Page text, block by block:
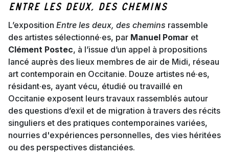
Entre les deux, des chemins
L’exposition Entre les deux, des chemins rassemble
des artistes sélectionné·es, par Manuel Pomar et
Clément Postec, à l’issue d’un appel à propositions
lancé auprès des lieux membres de air de Midi, réseau
art contemporain en Occitanie. Douze artistes né·es,
résidant·es, ayant vécu, étudié ou travaillé en
Occitanie exposent leurs travaux rassemblés autour
des questions d’exil et de migration à travers des récits
singuliers et des pratiques contemporaines variées,
nourries d'expériences personnelles, des vies héritées
ou des perspectives distanciées.